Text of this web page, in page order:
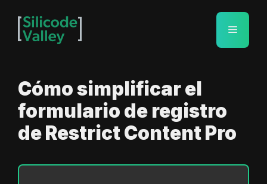
contenido
Menú
Cómo simplificar el
formulario de registro
de Restrict Content Pro